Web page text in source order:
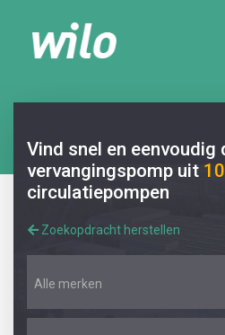
Vind snel en eenvoudig
vervangingspomp uit
circulatiepompen
Zoekopdracht herstellen
Alle merken